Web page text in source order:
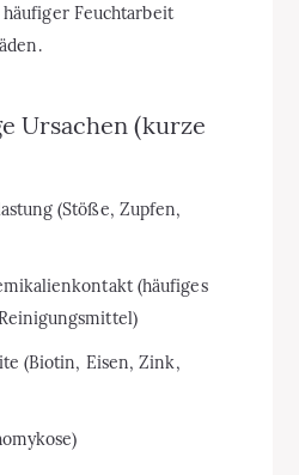
Feuchtarbeit
Ursachen (kurze
(Stöße, Zupfen,
(häufiges
(Biotin, Eisen, Zink,